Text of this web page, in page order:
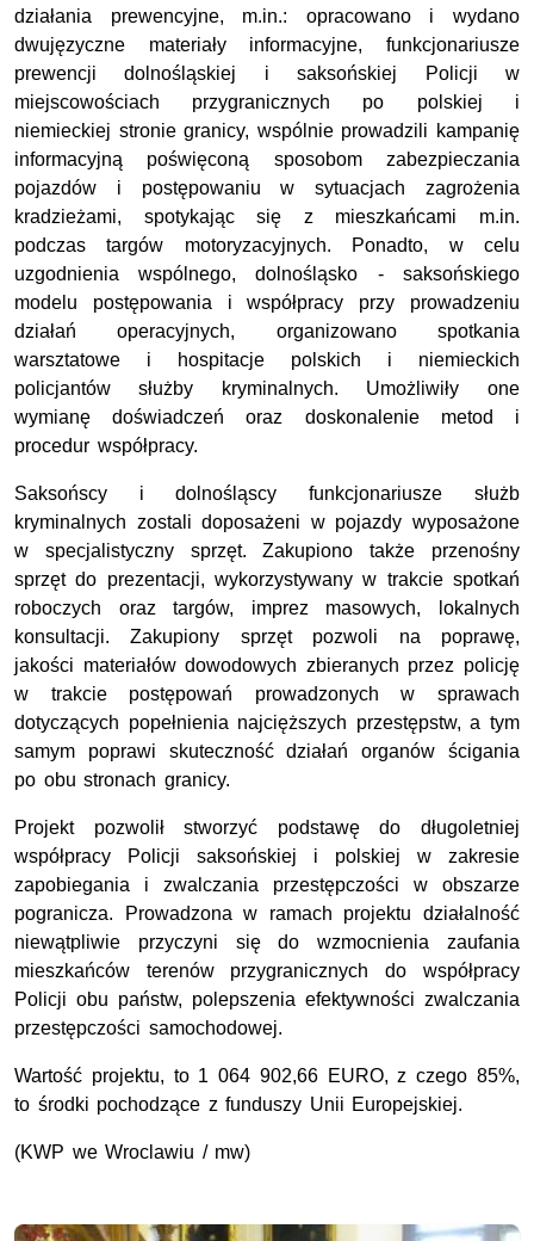
działania prewencyjne, m.in.: opracowano i wydano
dwujęzyczne materiały informacyjne, funkcjonariusze
prewencji dolnośląskiej i saksońskiej Policji w
miejscowościach przygranicznych po polskiej i
niemieckiej stronie granicy, wspólnie prowadzili kampanię
informacyjną poświęconą sposobom zabezpieczania
pojazdów i postępowaniu w sytuacjach zagrożenia
kradzieżami, spotykając się z mieszkańcami m.in.
podczas targów motoryzacyjnych. Ponadto, w celu
uzgodnienia wspólnego, dolnośląsko - saksońskiego
modelu postępowania i współpracy przy prowadzeniu
działań operacyjnych, organizowano spotkania
warsztatowe i hospitacje polskich i niemieckich
policjantów służby kryminalnych. Umożliwiły one
wymianę doświadczeń oraz doskonalenie metod i
procedur współpracy.
Saksońscy i dolnośląscy funkcjonariusze służb
kryminalnych zostali doposażeni w pojazdy wyposażone
w specjalistyczny sprzęt. Zakupiono także przenośny
sprzęt do prezentacji, wykorzystywany w trakcie spotkań
roboczych oraz targów, imprez masowych, lokalnych
konsultacji. Zakupiony sprzęt pozwoli na poprawę,
jakości materiałów dowodowych zbieranych przez policję
w trakcie postępowań prowadzonych w sprawach
dotyczących popełnienia najcięższych przestępstw, a tym
samym poprawi skuteczność działań organów ścigania
po obu stronach granicy.
Projekt pozwolił stworzyć podstawę do długoletniej
współpracy Policji saksońskiej i polskiej w zakresie
zapobiegania i zwalczania przestępczości w obszarze
pogranicza. Prowadzona w ramach projektu działalność
niewątpliwie przyczyni się do wzmocnienia zaufania
mieszkańców terenów przygranicznych do współpracy
Policji obu państw, polepszenia efektywności zwalczania
przestępczości samochodowej.
Wartość projektu, to 1 064 902,66 EURO, z czego 85%,
to środki pochodzące z funduszy Unii Europejskiej.
(KWP we Wroclawiu / mw)